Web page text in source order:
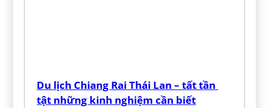
Du lịch Chiang Rai Thái Lan – tất tần
tật những kinh nghiệm cần biết